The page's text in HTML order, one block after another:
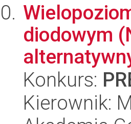
diodowym
Konkurs:
Kierownik: